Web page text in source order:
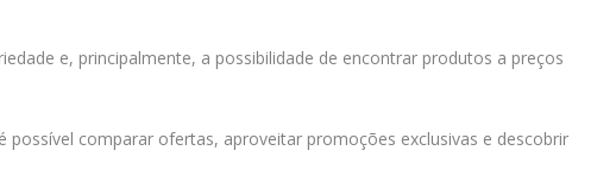
e, principalmente, a possibilidade de encontrar produtos a preços
possível comparar ofertas, aproveitar promoções exclusivas e descobrir